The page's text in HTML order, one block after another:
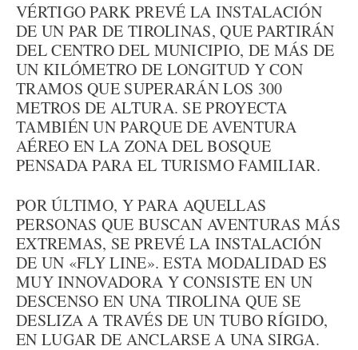
VÉRTIGO PARK PREVÉ LA INSTALACIÓN
DE UN PAR DE TIROLINAS, QUE PARTIRÁN
DEL CENTRO DEL MUNICIPIO, DE MÁS DE
UN KILÓMETRO DE LONGITUD Y CON
TRAMOS QUE SUPERARÁN LOS 300
METROS DE ALTURA. SE PROYECTA
TAMBIÉN UN PARQUE DE AVENTURA
AÉREO EN LA ZONA DEL BOSQUE
PENSADA PARA EL TURISMO FAMILIAR.
POR ÚLTIMO, Y PARA AQUELLAS
PERSONAS QUE BUSCAN AVENTURAS MÁS
EXTREMAS, SE PREVÉ LA INSTALACIÓN
DE UN «FLY LINE». ESTA MODALIDAD ES
MUY INNOVADORA Y CONSISTE EN UN
DESCENSO EN UNA TIROLINA QUE SE
DESLIZA A TRAVÉS DE UN TUBO RÍGIDO,
EN LUGAR DE ANCLARSE A UNA SIRGA.